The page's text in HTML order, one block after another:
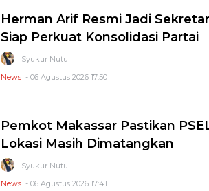
Herman Arif Resmi Jadi
Siap Perkuat Konsolidasi Partai
Syukur Nutu
News - 06 Agustus 2026 17:50
Pemkot Makassar Pastikan
Lokasi Masih Dimatangkan
Syukur Nutu
News - 06 Agustus 2026 17:41